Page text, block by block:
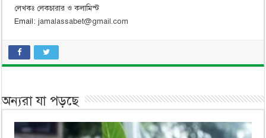
লেখকঃ লেকচারার ও কলামিস্ট
Email:jamalassabet@gmail.com
অন্যরা যা পড়ছে